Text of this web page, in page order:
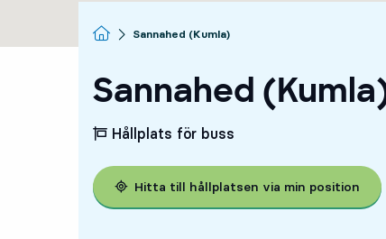
Startsida
Sannahed (Kumla)
Sannahed
Hållplats för buss
Hitta till hållplatsen via min position